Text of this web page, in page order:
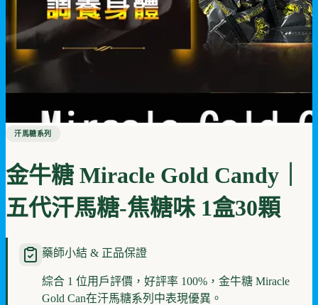
汗馬糖系列
金牛糖 Miracle Gold Candy｜
五代汗馬糖-焦糖味 1盒30顆
藥師小結 & 正品保證
綜合 1 位用戶評價，好評率 100%，金牛糖 Miracle
Gold Can在汗馬糖系列中表現優異。